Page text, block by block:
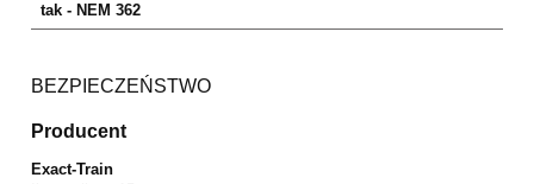
tak - NEM 362
BEZPIECZEŃSTWO
Producent
Exact-Train